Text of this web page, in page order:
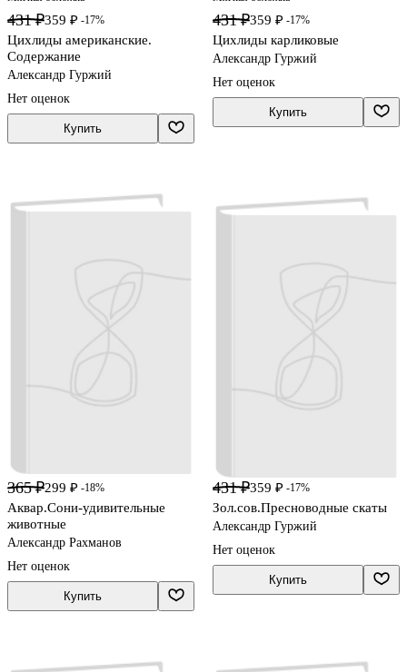
431 ₽359 ₽ -17%
Цихлиды американские.
Содержание
Александр Гуржий
Нет оценок
Купить
431 ₽359 ₽ -17%
Цихлиды карликовые
Александр Гуржий
Нет оценок
Купить
365 ₽299 ₽ -18%
Аквар.Сони-удивительные
животные
Александр Рахманов
Нет оценок
Купить
431 ₽359 ₽ -17%
Зол.сов.Пресноводные скаты
Александр Гуржий
Нет оценок
Купить